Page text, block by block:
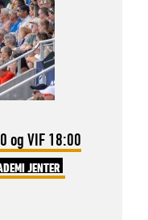
og VIF 18:00
JENTER